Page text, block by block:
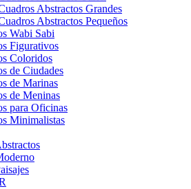
Abstractos Grandes
Abstractos Pequeños
Wabi Sabi
Figurativos
Coloridos
de Ciudades
de Marinas
de Meninas
para Oficinas
Minimalistas